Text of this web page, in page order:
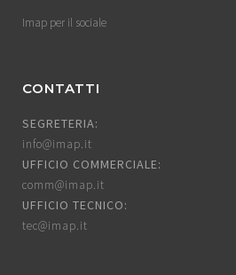
Imap per il sociale
CONTATTI
SEGRETERIA:
info@imap.it
UFFICIO COMMERCIALE:
comm@imap.it
UFFICIO TECNICO:
tec@imap.it